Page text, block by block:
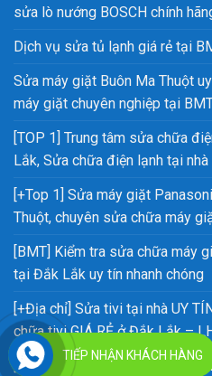
sửa lò nướng BOSCH chính
Dịch vụ sửa tủ lạnh giá rẻ tại
Sửa máy giặt Buôn Ma Thuột
máy giặt chuyên nghiệp tại
[TOP 1] Trung tâm sửa chữa
Lắk, Sửa chữa điện lạnh tại
[+Top 1] Sửa máy giặt
Thuột, chuyên sửa chữa máy
[BMT] Kiểm tra sửa chữa máy
tại Đắk Lắk uy tín nhanh chóng
[+Địa chỉ] Sửa tivi tại nhà UY
chữa tivi GIÁ RẺ ở Đắk Lắk –
[ Địa chỉ] Sửa chữa tủ lạnh uy
TIẾP NHẬN KHÁCH HÀNG